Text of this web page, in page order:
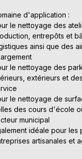
d'application :
le nettoyage des
entrepôts et
ainsi que des
le nettoyage des
extérieurs et
le nettoyage de
des cours d'école
municipal
idéale pour les
artisanales et